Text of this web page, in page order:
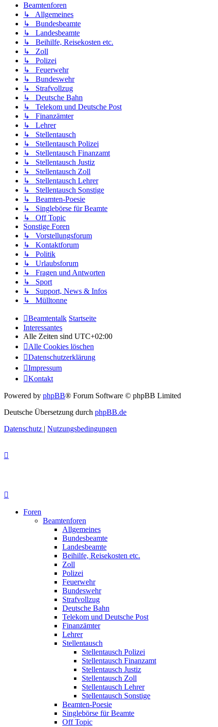
Beamtenforen
↳ Allgemeines
↳ Bundesbeamte
↳ Landesbeamte
↳ Beihilfe, Reisekosten etc.
↳ Zoll
↳ Polizei
↳ Feuerwehr
↳ Bundeswehr
↳ Strafvollzug
↳ Deutsche Bahn
↳ Telekom und Deutsche Post
↳ Finanzämter
↳ Lehrer
↳ Stellentausch
↳ Stellentausch Polizei
↳ Stellentausch Finanzamt
↳ Stellentausch Justiz
↳ Stellentausch Zoll
↳ Stellentausch Lehrer
↳ Stellentausch Sonstige
↳ Beamten-Poesie
↳ Singlebörse für Beamte
↳ Off Topic
Sonstige Foren
↳ Vorstellungsforum
↳ Kontaktforum
↳ Politik
↳ Urlaubsforum
↳ Fragen und Antworten
↳ Sport
↳ Support, News & Infos
↳ Mülltonne
Beamtentalk Startseite
Interessantes
Alle Zeiten sind UTC+02:00
Alle Cookies löschen
Datenschutzerklärung
Impressum
Kontakt
Powered by phpBB® Forum Software © phpBB Limited
Deutsche Übersetzung durch phpBB.de
Datenschutz | Nutzungsbedingungen
Foren
Beamtenforen
Allgemeines
Bundesbeamte
Landesbeamte
Beihilfe, Reisekosten etc.
Zoll
Polizei
Feuerwehr
Bundeswehr
Strafvollzug
Deutsche Bahn
Telekom und Deutsche Post
Finanzämter
Lehrer
Stellentausch
Stellentausch Polizei
Stellentausch Finanzamt
Stellentausch Justiz
Stellentausch Zoll
Stellentausch Lehrer
Stellentausch Sonstige
Beamten-Poesie
Singlebörse für Beamte
Off Topic